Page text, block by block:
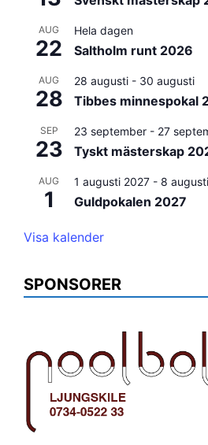
AUG
22
Hela dagen
Saltholm runt 2026
AUG
28
28 augusti - 30 augusti
Tibbes minnespokal
SEP
23
23 september - 27
Tyskt mästerskap
AUG
1
1 augusti 2027 - 8
Guldpokalen 2027
Visa kalender
SPONSORER